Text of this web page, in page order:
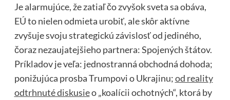
Je alarmujúce, že zatiaľ čo zvyšok sveta sa obáva,
EÚ to nielen odmieta urobiť, ale skôr aktívne
zvyšuje svoju strategickú závislosť od jediného, ​​
čoraz nezaujatejšieho partnera: Spojených štátov.
Príkladov je veľa: jednostranná obchodná dohoda;
ponižujúca prosba Trumpovi o Ukrajinu;od reality
odtrhnuté diskusieo „koalícii ochotných“, ktorá by